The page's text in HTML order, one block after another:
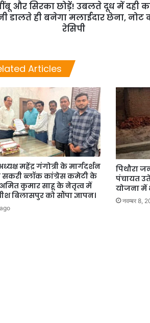
और सिरका छोड़ें! उबलते दूध में दही
डालते ही बनेगा मलाईदार छेना, नोट
रेसिपी
Articles
महेंद्र गंगोत्री के मार्गदर्शन
ब्लॉक कांग्रेस कमेटी के
अमित कुमार साहू के नेतृत्व में
बिलासपुर को सौंपा ज्ञापन।
पिथौरा
पंचायत
योजना में
नवम्बर 8,